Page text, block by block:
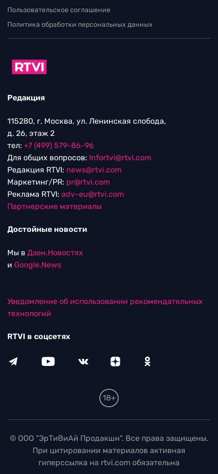
Пользовательское соглашение
Политика обработки персональных данных
Редакция
115280, г. Москва, ул. Ленинская слобода,
д. 26, этаж 2
тел: +7 (499) 579-86-96
Для общих вопросов: Infortvi@rtvi.com
Редакция RTVI: news@rtvi.com
Маркетинг/PR: pr@rtvi.com
Реклама RTVI: adv-eu@rtvi.com
Партнерские материалы
Достойные новости
Мы в Дзен.Новостях
и Google.News
Уведомление об использовании рекомендательных
технологий
RTVI в соцсетях
18+
© ООО "ЭрТиВиАй Продакшн". Все права защищены.
При цитировании материалов активная
гиперссылка на rtvi.com обязательна